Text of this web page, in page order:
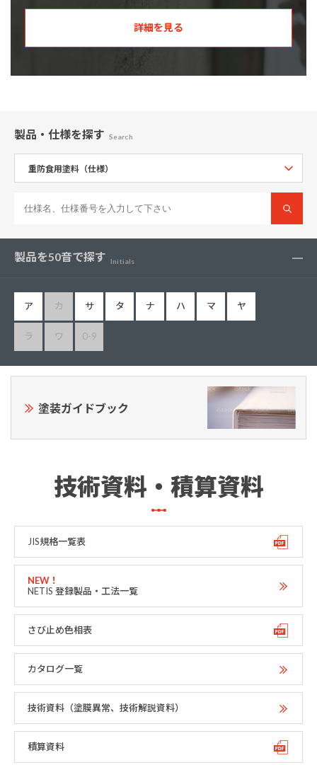
詳細を見る
製品・仕様を探す Search
製品を50音で探す Initials
ア カ サ タ ナ ハ マ ヤ
ラ ワ 0-9
塗装ガイドブック
技術資料・積算資料
JIS規格一覧表
NETIS 登録製品・工法一覧
さび止め色相表
カタログ一覧
技術資料（塗膜異常、技術解説資料）
積算資料